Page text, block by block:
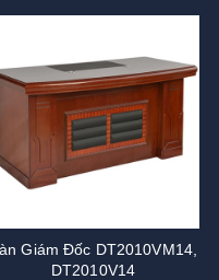
Giám Đốc DT2010VM14,
DT2010V14